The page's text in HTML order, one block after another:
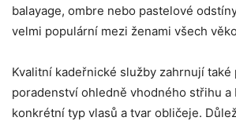
balayage, ombre nebo pastelové
velmi populární mezi ženami všech
Kvalitní kadeřnické služby zahrnují
poradenství ohledně vhodného střihu a
konkrétní typ vlasů a tvar obličeje.